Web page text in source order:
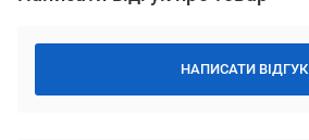
НАПИСАТИ ВІДГУК